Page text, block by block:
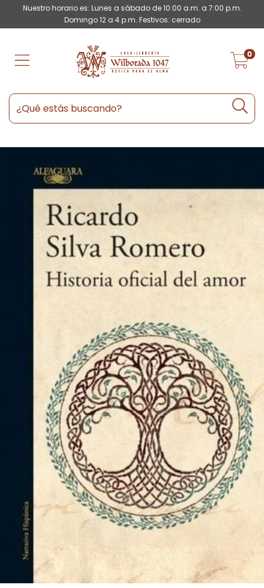
Nuestro horario es: Lunes a sábado de 10:00 a.m. a 7:00 p.m.
Domingo 12 a 4 p.m. Festivos: cerrado
0